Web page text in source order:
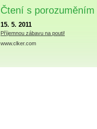
Čtení s porozuměním
15. 5. 2011
Příjemnou zábavu na pouti!
www.clker.com